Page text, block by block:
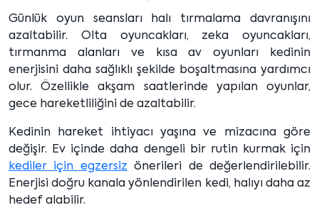
Günlük oyun seansları halı tırmalama davranışını
azaltabilir. Olta oyuncakları, zeka oyuncakları,
tırmanma alanları ve kısa av oyunları kedinin
enerjisini daha sağlıklı şekilde boşaltmasına yardımcı
olur. Özellikle akşam saatlerinde yapılan oyunlar,
gece hareketliliğini de azaltabilir.
Kedinin hareket ihtiyacı yaşına ve mizacına göre
değişir. Ev içinde daha dengeli bir rutin kurmak için
kediler için egzersiz önerileri de değerlendirilebilir.
Enerjisi doğru kanala yönlendirilen kedi, halıyı daha az
hedef alabilir.